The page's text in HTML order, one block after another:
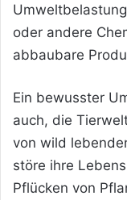
oder andere
abbaubare
Ein bewusster
auch, die
von wild
störe ihre
Pflücken von